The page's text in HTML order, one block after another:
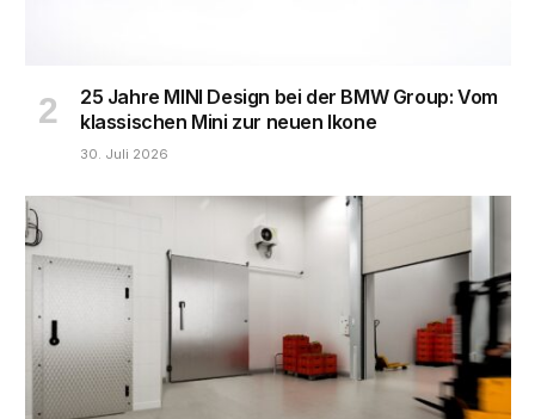
25 Jahre MINI Design bei der BMW Group: Vom
klassischen Mini zur neuen Ikone
30. Juli 2026